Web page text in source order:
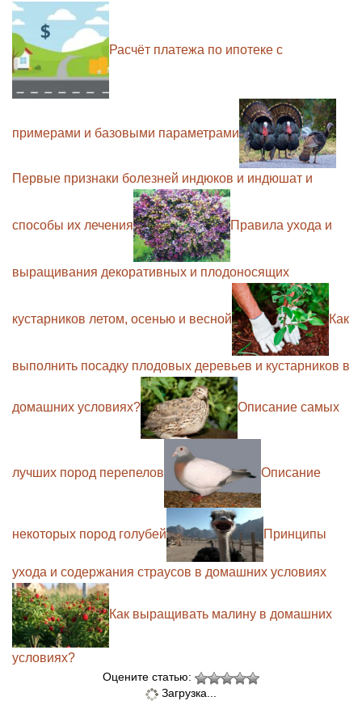
Расчёт платежа по ипотеке с
примерами и базовыми параметрами
Первые признаки болезней индюков и индюшат и
способы их лечения Правила ухода и
выращивания декоративных и плодоносящих
кустарников летом, осенью и весной Как
выполнить посадку плодовых деревьев и кустарников в
домашних условиях? Описание самых
лучших пород перепелов Описание
некоторых пород голубей Принципы
ухода и содержания страусов в домашних условиях
Как выращивать малину в домашних
условиях?
Оцените статью:
Загрузка...